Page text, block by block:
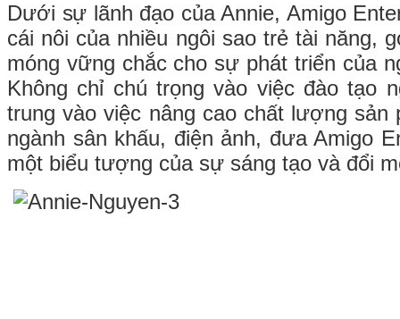
Dưới sự lãnh đạo của Annie, Amigo
cái nôi của nhiều ngôi sao trẻ tài năng,
móng vững chắc cho sự phát triển của
Không chỉ chú trọng vào việc đào tạo
trung vào việc nâng cao chất lượng sản
ngành sân khấu, điện ảnh, đưa Amigo
một biểu tượng của sự sáng tạo và đổi